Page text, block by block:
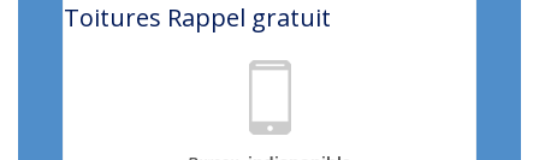
Toitures Rappel gratuit